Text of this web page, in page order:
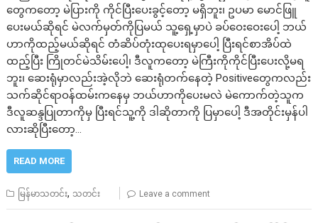
တွေကတော့ မဲပြားကို ကိုင်ပြီးပေးခွင့်တော့ မရှိဘူး၊ ဥပမာ မောင်ဖြူ
ပေးမယ်ဆိုရင် မဲလက်မှတ်ကိုပြမယ် သူ့ရှေ့မှာပဲ ခပ်ဝေးဝေးပေါ့ ဘယ်
ဟာကိုထည့်မယ်ဆိုရင် တံဆိပ်တုံးထုပေးရမှာပေါ့ ပြီးရင်စာအိပ်ထဲ
ထည့်ပြီး ကြိုတင်မဲသိမ်းပေါ့၊ ဒီလူကတော့ မဲကြီးကိုကိုင်ပြီးပေးလို့မရ
ဘူး၊ ဆေးရုံမှာလည်းအဲ့လိုဘဲ ဆေးရုံတက်နေတဲ့ Positiveတွေကလည်း
သက်ဆိုင်ရာဝန်ထမ်းကနေမှ ဘယ်ဟာကိုပေးမလဲ မဲကောက်တဲ့သူက
ဒီလူဆန္ဒပြုတာကိုမှ ပြီးရင်သူ့ကို ဒါဆိုတာကို ပြမှာပေါ့ ဒီအတိုင်းမှန်ပါ
လားဆိုပြီးတော့…
READ MORE
မြန်မာသတင်း, သတင်း Leave a comment